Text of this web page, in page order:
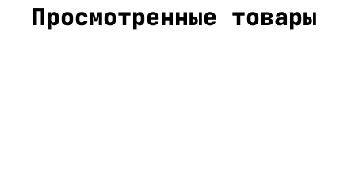
Просмотренные товары